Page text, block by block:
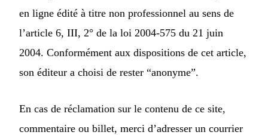
en ligne édité à titre non professionnel au sens de
l’article 6, III, 2° de la loi 2004-575 du 21 juin
2004. Conformément aux dispositions de cet article,
son éditeur a choisi de rester “anonyme”.
En cas de réclamation sur le contenu de ce site,
commentaire ou billet, merci d’adresser un courrier